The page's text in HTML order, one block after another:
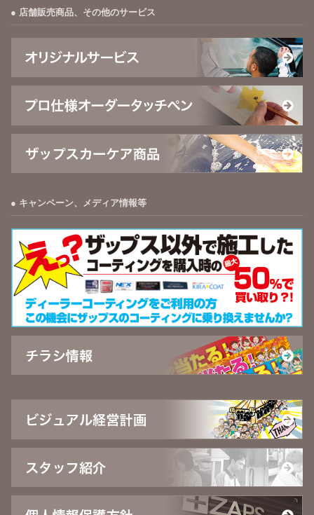
店舗販売商品、その他のサービス
キャンペーン、メディア情報等